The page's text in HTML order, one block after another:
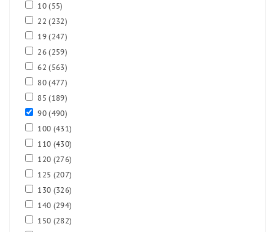
10(55)
22(232)
19(247)
26(259)
62(563)
80(477)
85(189)
90(490)
100 (431)
110 (430)
120 (276)
125 (207)
130 (326)
140 (294)
150 (282)